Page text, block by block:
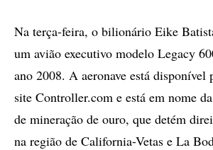
Na terça-feira, o bilionário Eike
um avião executivo modelo Legacy
ano 2008. A aeronave está disponível
site Controller.com e está em nome
de mineração de ouro, que detém
na região de California-Vetas e La